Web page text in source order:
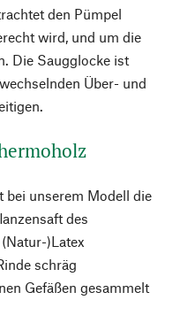
den Pümpel
wird, und um die
Die Saugglocke ist
Über- und
bei unserem Modell die
des
)Latex
schräg
Gefäßen gesammelt